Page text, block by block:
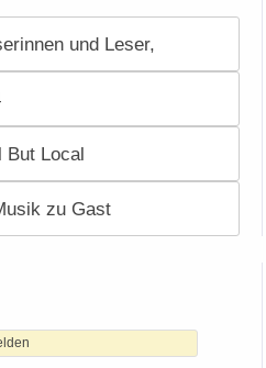
und Leser,
But Local
zu Gast